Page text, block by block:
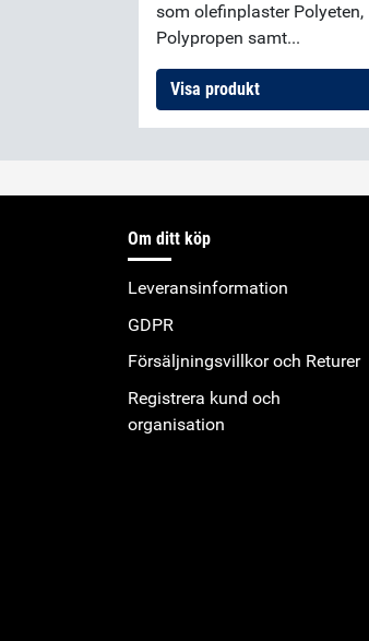
som olefinplaster Polyeten,
Polypropen samt...
Visa produkt
Om ditt köp
Leveransinformation
GDPR
Försäljningsvillkor och Returer
Registrera kund och
organisation